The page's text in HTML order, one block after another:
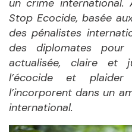
un crime
Stop Ecocide, basée
des pénalistes
des diplomates pour
actualisée, claire et
l’écocide et
l’incorporent dans un
international.